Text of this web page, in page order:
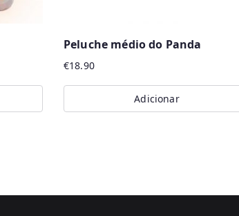
Peluche médio do Panda
€18.90
Adicionar